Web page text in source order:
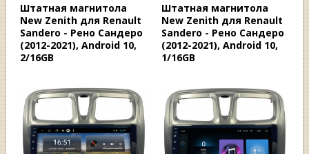
Штатная магнитола
New Zenith для Renault
Sandero - Рено Сандеро
(2012-2021), Android 10,
2/16GB
Штатная магнитола
New Zenith для Renault
Sandero - Рено Сандеро
(2012-2021), Android 10,
1/16GB